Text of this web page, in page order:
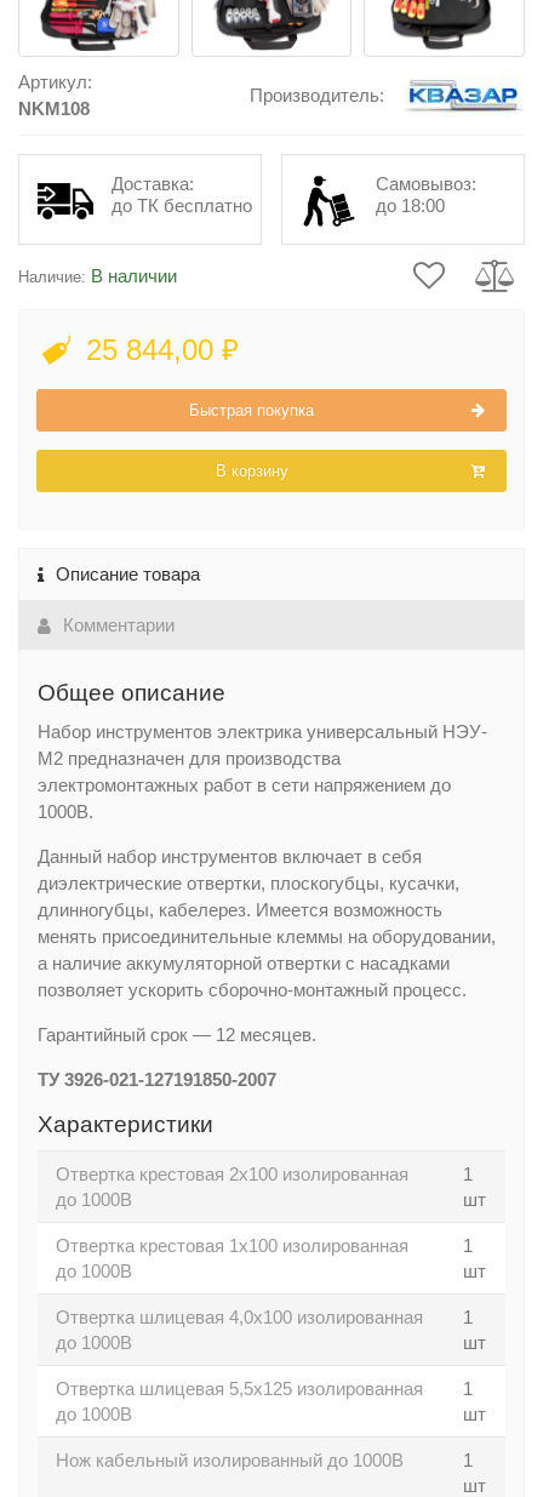
Артикул:
NKM108
Производитель:
Доставка:
до ТК бесплатно
Самовывоз:
до 18:00
Наличие: В наличии
25 844,00 ₽
Быстрая покупка
В корзину
Описание товара
Комментарии
Общее описание
Набор инструментов электрика универсальный НЭУ-
М2 предназначен для производства
электромонтажных работ в сети напряжением до
1000В.
Данный набор инструментов включает в себя
диэлектрические отвертки, плоскогубцы, кусачки,
длинногубцы, кабелерез. Имеется возможность
менять присоединительные клеммы на оборудовании,
а наличие аккумуляторной отвертки с насадками
позволяет ускорить сборочно-монтажный процесс.
Гарантийный срок — 12 месяцев.
ТУ 3926-021-127191850-2007
Характеристики
Отвертка крестовая 2х100 изолированная
до 1000В
1
шт
Отвертка крестовая 1х100 изолированная
до 1000В
1
шт
Отвертка шлицевая 4,0х100 изолированная
до 1000В
1
шт
Отвертка шлицевая 5,5х125 изолированная
до 1000В
1
шт
Нож кабельный изолированный до 1000В
1
шт